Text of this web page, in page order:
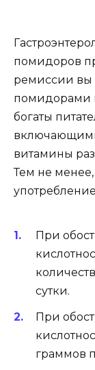
помидоров
ремиссии вы
помидорами
богаты
витамины
Тем не
При
сутки.
При
граммов